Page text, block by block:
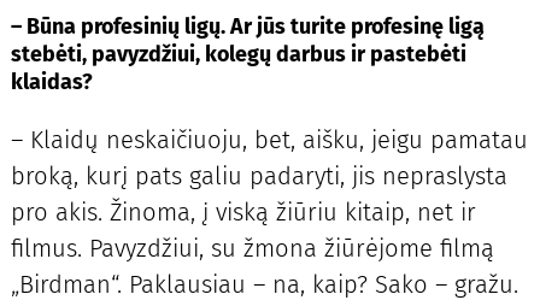
– Būna profesinių ligų. Ar jūs turite profesinę ligą
stebėti, pavyzdžiui, kolegų darbus ir pastebėti
klaidas?
– Klaidų neskaičiuoju, bet, aišku, jeigu pamatau
broką, kurį pats galiu padaryti, jis nepraslysta
pro akis. Žinoma, į viską žiūriu kitaip, net ir
filmus. Pavyzdžiui, su žmona žiūrėjome filmą
„Birdman“. Paklausiau – na, kaip? Sako – gražu.